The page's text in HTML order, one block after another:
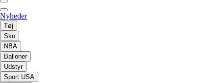
Nyheder
Tøj
Sko
NBA
Balloner
Udstyr
Sport USA